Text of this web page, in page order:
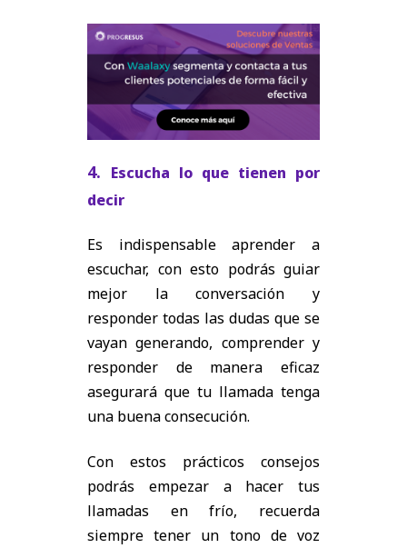
4. Escucha lo que tienen por
decir
Es indispensable aprender a
escuchar, con esto podrás guiar
mejor la conversación y
responder todas las dudas que se
vayan generando, comprender y
responder de manera eficaz
asegurará que tu llamada tenga
una buena consecución.
Con estos prácticos consejos
podrás empezar a hacer tus
llamadas en frío, recuerda
siempre tener un tono de voz